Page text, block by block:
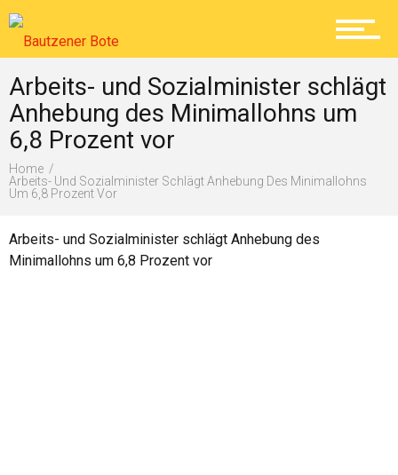
Lokal
Ratgeber
Service
Kolumne
Arbeits- und Sozialminister schlägt
Anhebung des Minimallohns um
6,8 Prozent vor
Home
Arbeits- Und Sozialminister Schlägt Anhebung Des Minimallohns
Um 6,8 Prozent Vor
Arbeits- und Sozialminister schlägt Anhebung des
Minimallohns um 6,8 Prozent vor